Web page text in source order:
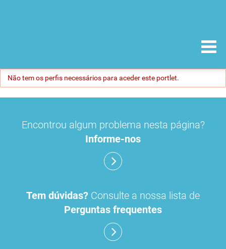
Não tem os perfis necessários para aceder este portlet.
Encontrou algum problema nesta página?
Informe-nos
Tem dúvidas? Consulte a nossa lista de
Perguntas frequentes